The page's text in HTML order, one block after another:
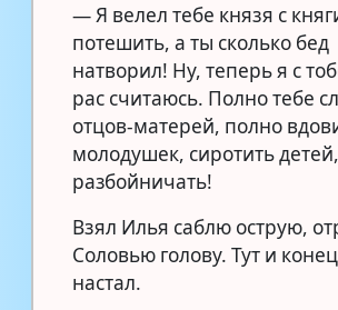
— Я велел тебе князя с
потешить, а ты сколько бед
натворил! Ну, теперь я с
рас считаюсь. Полно тебе
отцов-матерей, полно
молодушек, сиротить
разбойничать!
Взял Илья саблю острую,
Соловью голову. Тут и
настал.